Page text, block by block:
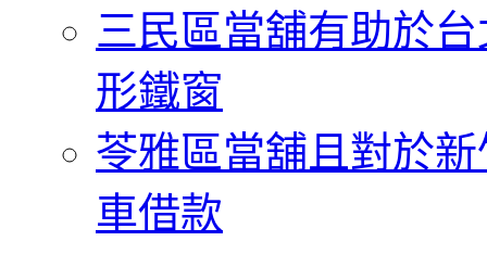
三民區當舖有助於
形鐵窗
苓雅區當舖且對於
車借款